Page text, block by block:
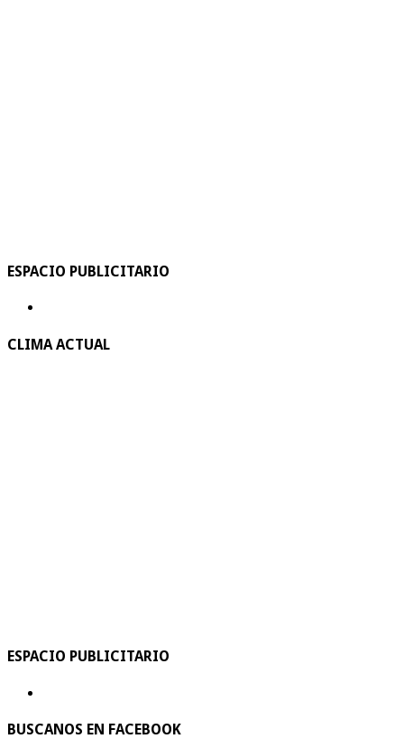
ESPACIO PUBLICITARIO
CLIMA ACTUAL
ESPACIO PUBLICITARIO
BUSCANOS EN FACEBOOK